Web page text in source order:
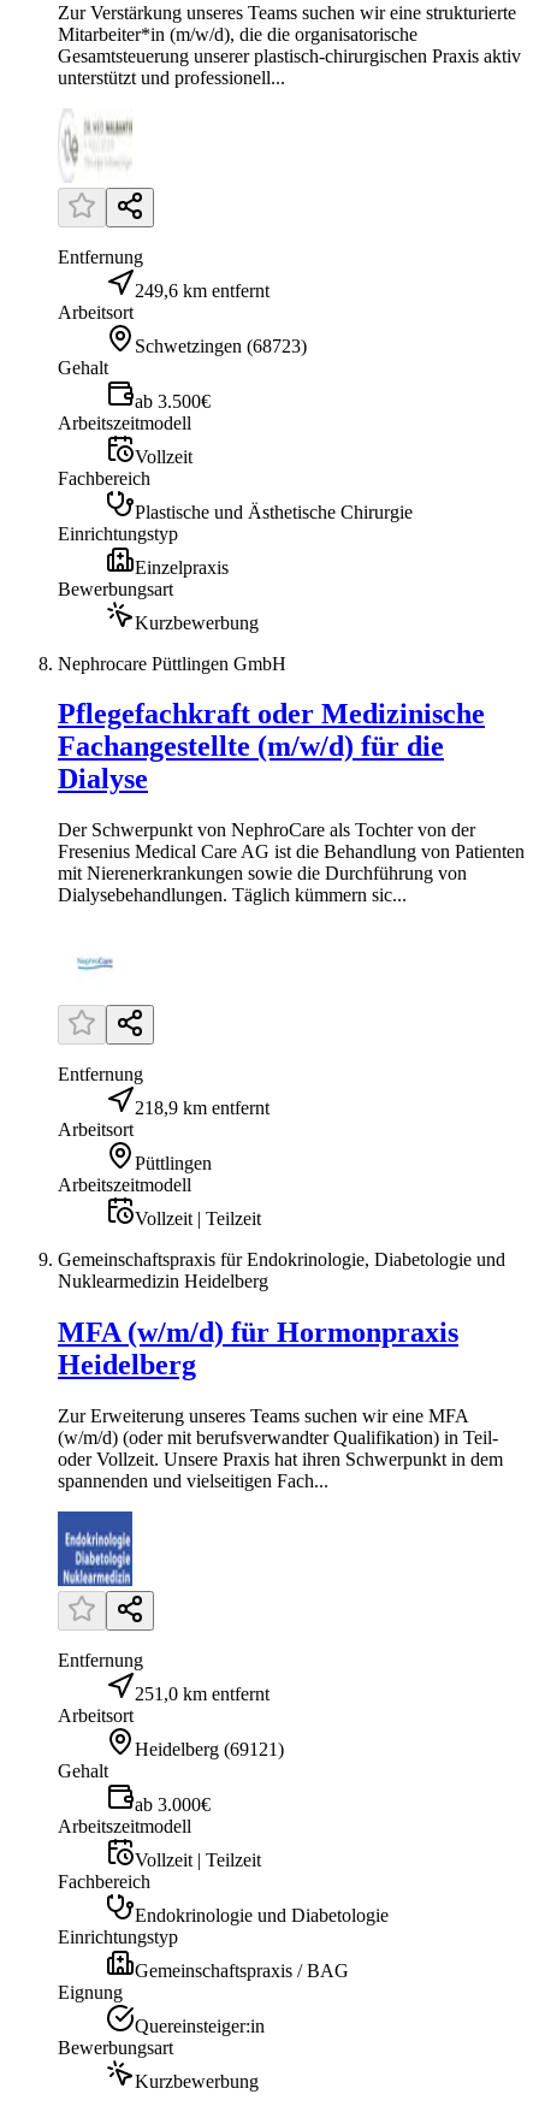
Zur Verstärkung unseres Teams suchen wir eine strukturierte
Mitarbeiter*in (m/w/d), die die organisatorische
Gesamtsteuerung unserer plastisch-chirurgischen Praxis aktiv
unterstützt und professionell...
Entfernung
249,6 km entfernt
Arbeitsort
Schwetzingen (68723)
Gehalt
ab 3.500€
Arbeitszeitmodell
Vollzeit
Fachbereich
Plastische und Ästhetische Chirurgie
Einrichtungstyp
Einzelpraxis
Bewerbungsart
Kurzbewerbung
Nephrocare Püttlingen GmbH
Pflegefachkraft oder Medizinische
Fachangestellte (m/w/d) für die
Dialyse
Der Schwerpunkt von NephroCare als Tochter von der
Fresenius Medical Care AG ist die Behandlung von Patienten
mit Nierenerkrankungen sowie die Durchführung von
Dialysebehandlungen. Täglich kümmern sic...
Entfernung
218,9 km entfernt
Arbeitsort
Püttlingen
Arbeitszeitmodell
Vollzeit | Teilzeit
Gemeinschaftspraxis für Endokrinologie, Diabetologie und
Nuklearmedizin Heidelberg
MFA (w/m/d) für Hormonpraxis
Heidelberg
Zur Erweiterung unseres Teams suchen wir eine MFA
(w/m/d) (oder mit berufsverwandter Qualifikation) in Teil-
oder Vollzeit. Unsere Praxis hat ihren Schwerpunkt in dem
spannenden und vielseitigen Fach...
Entfernung
251,0 km entfernt
Arbeitsort
Heidelberg (69121)
Gehalt
ab 3.000€
Arbeitszeitmodell
Vollzeit | Teilzeit
Fachbereich
Endokrinologie und Diabetologie
Einrichtungstyp
Gemeinschaftspraxis / BAG
Eignung
Quereinsteiger:in
Bewerbungsart
Kurzbewerbung